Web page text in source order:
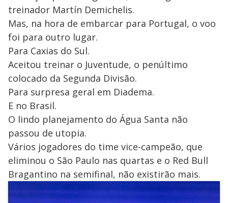
treinador Martín Demichelis.
Mas, na hora de embarcar para Portugal, o voo
foi para outro lugar.
Para Caxias do Sul.
Aceitou treinar o Juventude, o penúltimo
colocado da Segunda Divisão.
Para surpresa geral em Diadema.
E no Brasil.
O lindo planejamento do Água Santa não
passou de utopia.
Vários jogadores do time vice-campeão, que
eliminou o São Paulo nas quartas e o Red Bull
Bragantino na semifinal, não existirão mais.